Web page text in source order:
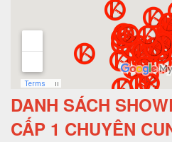
DANH SÁCH
CẤP 1 CHUYÊN